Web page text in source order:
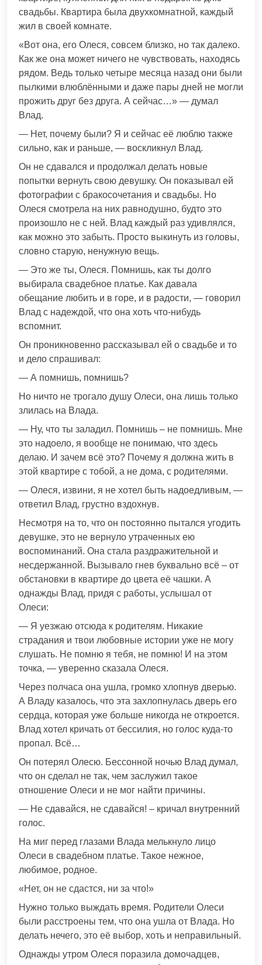
свадьбы. Квартира была двухкомнатной, каждый
жил в своей комнате.
«Вот она, его Олеся, совсем близко, но так далеко.
Как же она может ничего не чувствовать, находясь
рядом. Ведь только четыре месяца назад они были
пылкими влюблёнными и даже пары дней не могли
прожить друг без друга. А сейчас…» — думал
Влад.
— Нет, почему были? Я и сейчас её люблю также
сильно, как и раньше, — воскликнул Влад.
Он не сдавался и продолжал делать новые
попытки вернуть свою девушку. Он показывал ей
фотографии с бракосочетания и свадьбы. Но
Олеся смотрела на них равнодушно, будто это
произошло не с ней. Влад каждый раз удивлялся,
как можно это забыть. Просто выкинуть из головы,
словно старую, ненужную вещь.
— Это же ты, Олеся. Помнишь, как ты долго
выбирала свадебное платье. Как давала
обещание любить и в горе, и в радости, — говорил
Влад с надеждой, что она хоть что-нибудь
вспомнит.
Он проникновенно рассказывал ей о свадьбе и то
и дело спрашивал:
— А помнишь, помнишь?
Но ничто не трогало душу Олеси, она лишь только
злилась на Влада.
— Ну, что ты заладил. Помнишь – не помнишь. Мне
это надоело, я вообще не понимаю, что здесь
делаю. И зачем всё это? Почему я должна жить в
этой квартире с тобой, а не дома, с родителями.
— Олеся, извини, я не хотел быть надоедливым, —
ответил Влад, грустно вздохнув.
Несмотря на то, что он постоянно пытался угодить
девушке, это не вернуло утраченных ею
воспоминаний. Она стала раздражительной и
несдержанной. Вызывало гнев буквально всё – от
обстановки в квартире до цвета её чашки. А
однажды Влад, придя с работы, услышал от
Олеси:
— Я уезжаю отсюда к родителям. Никакие
страдания и твои любовные истории уже не могу
слушать. Не помню я тебя, не помню! И на этом
точка, — уверенно сказала Олеся.
Через полчаса она ушла, громко хлопнув дверью.
А Владу казалось, что эта захлопнулась дверь его
сердца, которая уже больше никогда не откроется.
Влад хотел кричать от бессилия, но голос куда-то
пропал. Всё…
Он потерял Олесю. Бессонной ночью Влад думал,
что он сделал не так, чем заслужил такое
отношение Олеси и не мог найти причины.
— Не сдавайся, не сдавайся! – кричал внутренний
голос.
На миг перед глазами Влада мелькнуло лицо
Олеси в свадебном платье. Такое нежное,
любимое, родное.
«Нет, он не сдастся, ни за что!»
Нужно только выждать время. Родители Олеси
были расстроены тем, что она ушла от Влада. Но
делать нечего, это её выбор, хоть и неправильный.
Однажды утром Олеся поразила домочадцев,